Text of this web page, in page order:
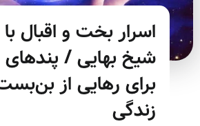
اسرار بخت و اقبال
شیخ بهایی / پندهای
برای رهایی از
زندگی